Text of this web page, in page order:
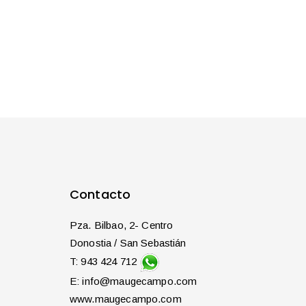
Contacto
Pza. Bilbao, 2- Centro
Donostia / San Sebastián
T: 943 424 712
E: info@maugecampo.com
www.maugecampo.com